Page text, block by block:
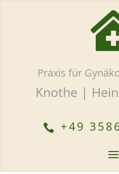
Praxis für
Knothe |
 +49